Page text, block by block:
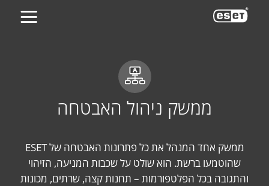
ממשק ניהול האבטחה
ממשק אחד המנהל את כל פתרונות האבטחה של ESET
שהוטמעו ברשת. הוא שולט על שכבות המניעה, הזיהוי
והתגובה בכל הפלטפורמות – תחנות קצה, שרתים, מכונות